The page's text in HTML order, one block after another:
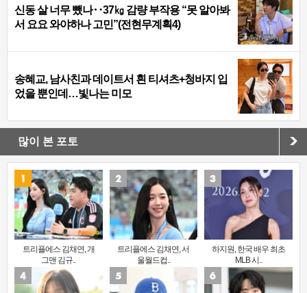
신동 살 너무 뺐나‥37㎏ 감량 부작용 “못 알아봐
서 요요 와야하나 고민”(전현무계획4)
송혜교, 남사친과 데이트서 흰 티셔츠+청바지 입
었을 뿐인데…빛나는 미모
많이 본 포토
트리플에스 김채연, 개
그맨 김규..
트리플에스 김채연, 서
울월드컵..
하지원, 한국 배우 최초
MLB 시..